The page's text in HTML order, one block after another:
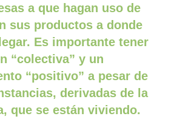
a que hagan uso de
sus productos a donde
Es importante tener
“colectiva” y un
“positivo” a pesar de
derivadas de la
que se están viviendo.